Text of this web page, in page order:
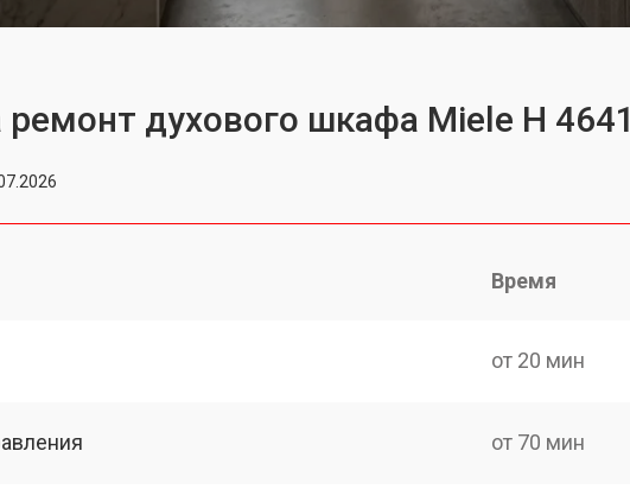
ремонт духового шкафа Miele H
Время
от 20 мин
от 70 мин